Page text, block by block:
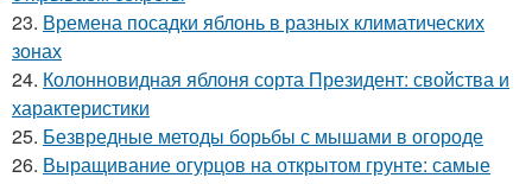
23. Времена посадки яблонь в разных климатических
зонах
24. Колонновидная яблоня сорта Президент: свойства и
характеристики
25. Безвредные методы борьбы с мышами в огороде
26. Выращивание огурцов на открытом грунте: самые